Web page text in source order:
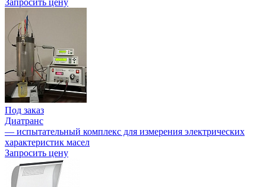
Запросить цену
Под заказ
Диатранс
— испытательный комплекс для измерения электрических
характеристик масел
Запросить цену